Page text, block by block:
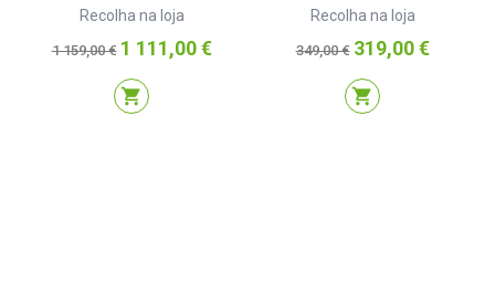
Recolha na loja
Preço
normal
1 159,00 € Preço
1 111,00 €
shopping_cart
Recolha na loja
Preço
normal
349,00 € Preço
319,00 €
shopping_cart